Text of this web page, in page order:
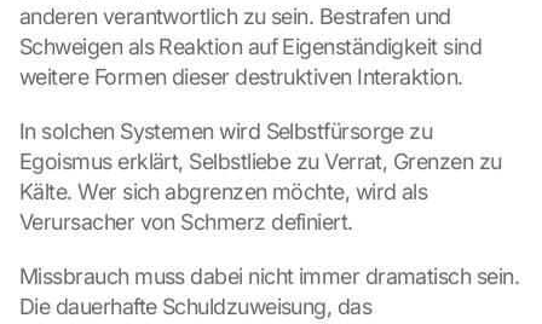
anderen verantwortlich zu sein. Bestrafen und
Schweigen als Reaktion auf Eigenständigkeit sind
weitere Formen dieser destruktiven Interaktion.
In solchen Systemen wird Selbstfürsorge zu
Egoismus erklärt, Selbstliebe zu Verrat, Grenzen zu
Kälte. Wer sich abgrenzen möchte, wird als
Verursacher von Schmerz definiert.
Missbrauch muss dabei nicht immer dramatisch sein.
Die dauerhafte Schuldzuweisung, das